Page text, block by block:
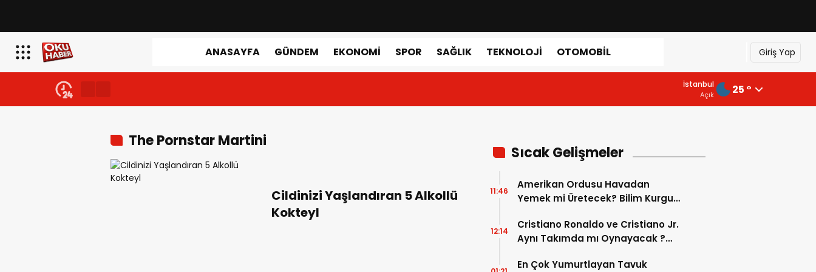
ANASAYFA GÜNDEM EKONOMI SPOR SAĞLIK TEKNOLOJI OTOMOBIL Giriş Yap
İstanbul
Açık 25 °
The Pornstar Martini
Cildinizi Yaşlandıran 5 Alkollü
Kokteyl
Sıcak Gelişmeler
Amerikan Ordusu Havadan
Yemek mi Üretecek? Bilim Kurgu
11:46
Cristiano Ronaldo ve Cristiano Jr.
Aynı Takımda mı Oynayacak ?
Dönemimi Başlıyor ?
12:14
En Çok Yumurtlayan Tavuk